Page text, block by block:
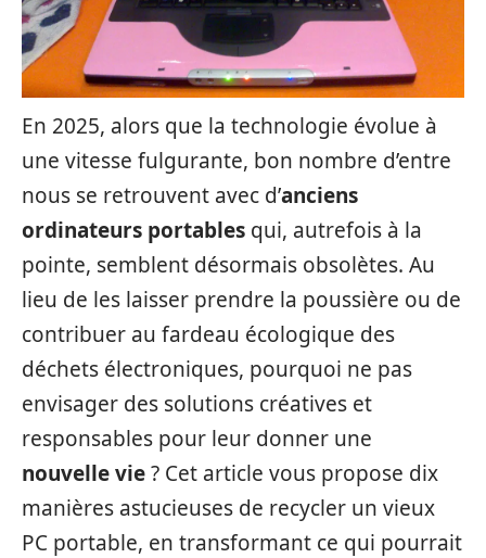
En 2025, alors que la technologie évolue à
une vitesse fulgurante, bon nombre d’entre
nous se retrouvent avec d’anciens
ordinateurs portables qui, autrefois à la
pointe, semblent désormais obsolètes. Au
lieu de les laisser prendre la poussière ou de
contribuer au fardeau écologique des
déchets électroniques, pourquoi ne pas
envisager des solutions créatives et
responsables pour leur donner une
nouvelle vie? Cet article vous propose dix
manières astucieuses de recycler un vieux
PC portable, en transformant ce qui pourrait